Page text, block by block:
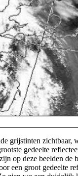
grijstinten
gedeelte
op deze beelden
een groot gedeelte